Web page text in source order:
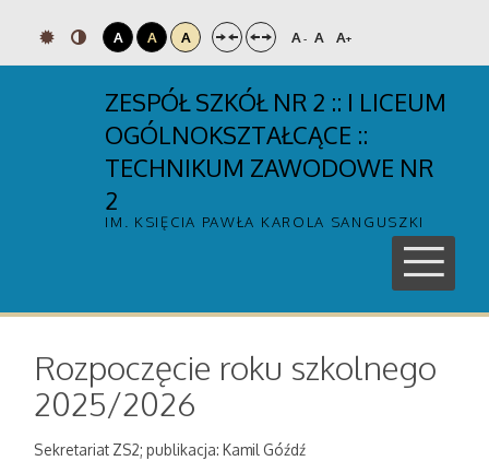
A A A A- A A+
ZESPÓŁ SZKÓŁ NR 2 :: I LICEUM
OGÓLNOKSZTAŁCĄCE ::
TECHNIKUM ZAWODOWE NR
2
IM. KSIĘCIA PAWŁA KAROLA SANGUSZKI
Rozpoczęcie roku szkolnego
2025/2026
Sekretariat ZS2; publikacja: Kamil Góźdź